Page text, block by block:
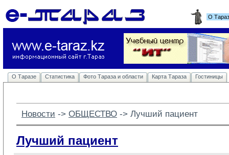
О
О Таразе Статистика Фото Тараза и области Карта Тараза Гостиницы
Новости -> ОБЩЕСТВО -> Лучший пациент
Лучший пациент